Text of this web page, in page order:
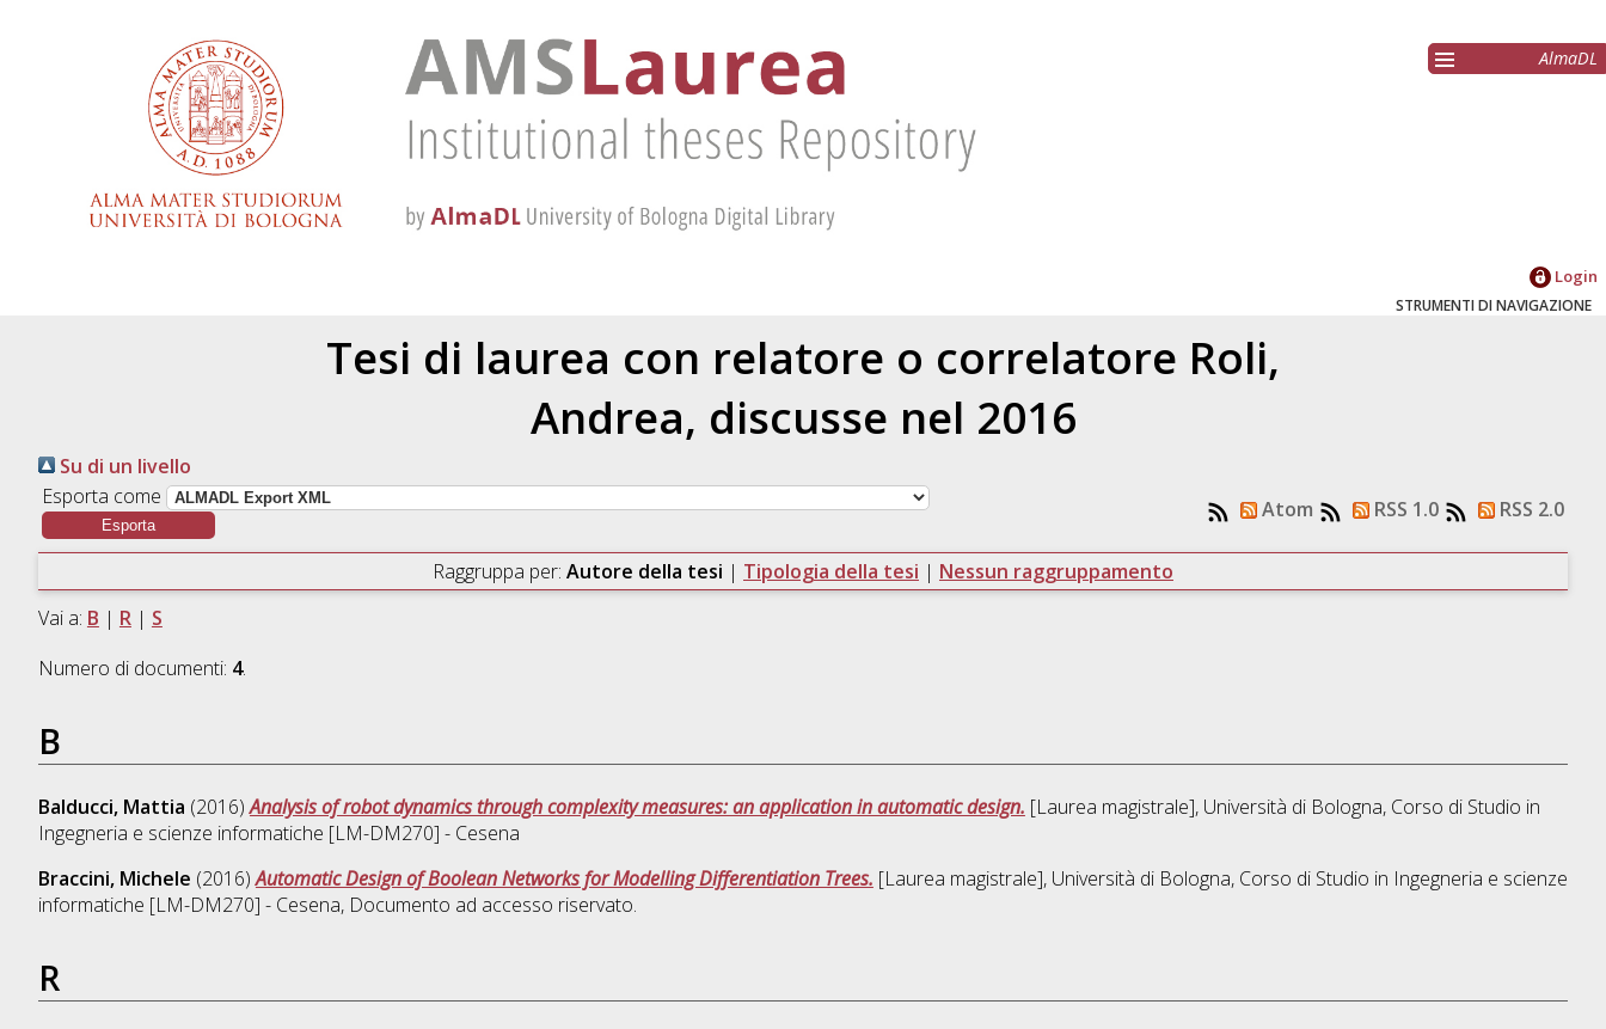
AlmaDL
Login
STRUMENTI DI NAVIGAZIONE
Tesi di laurea con relatore o correlatore Roli,
Andrea, discusse nel 2016
Su di un livello
Esporta come
Atom RSS 1.0 RSS 2.0
Raggruppa per: Autore della tesi | Tipologia della tesi | Nessun raggruppamento
Vai a: B | R| S
Numero di documenti: 4.
B
Balducci, Mattia (2016)Analysis of robot dynamics through complexity measures: an application in automatic design. [Laurea magistrale], Università di Bologna, Corso di Studio in
Ingegneria e scienze informatiche [LM-DM270] - Cesena
Braccini, Michele (2016)Automatic Design of Boolean Networks for Modelling Differentiation Trees. [Laurea magistrale], Università di Bologna, Corso di Studio in Ingegneria e scienze
informatiche [LM-DM270] - Cesena, Documento ad accesso riservato.
R